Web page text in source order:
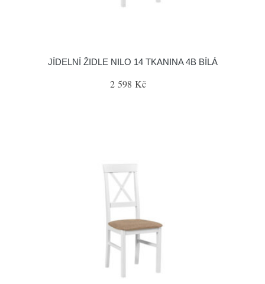
JÍDELNÍ ŽIDLE NILO 14 TKANINA 4B BÍLÁ
2 598 Kč